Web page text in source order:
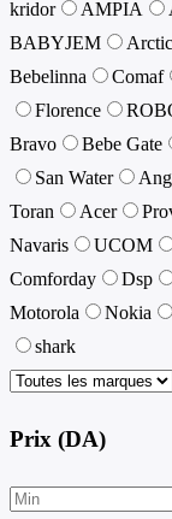
kridor AMPIA
BABYJEM
Bebelinna
Comaf
Florence
Bravo
Bebe Gate
San Water
Toran
Acer
Navaris
UCOM
Comforday
Dsp
Motorola
Nokia
shark
Prix (DA)